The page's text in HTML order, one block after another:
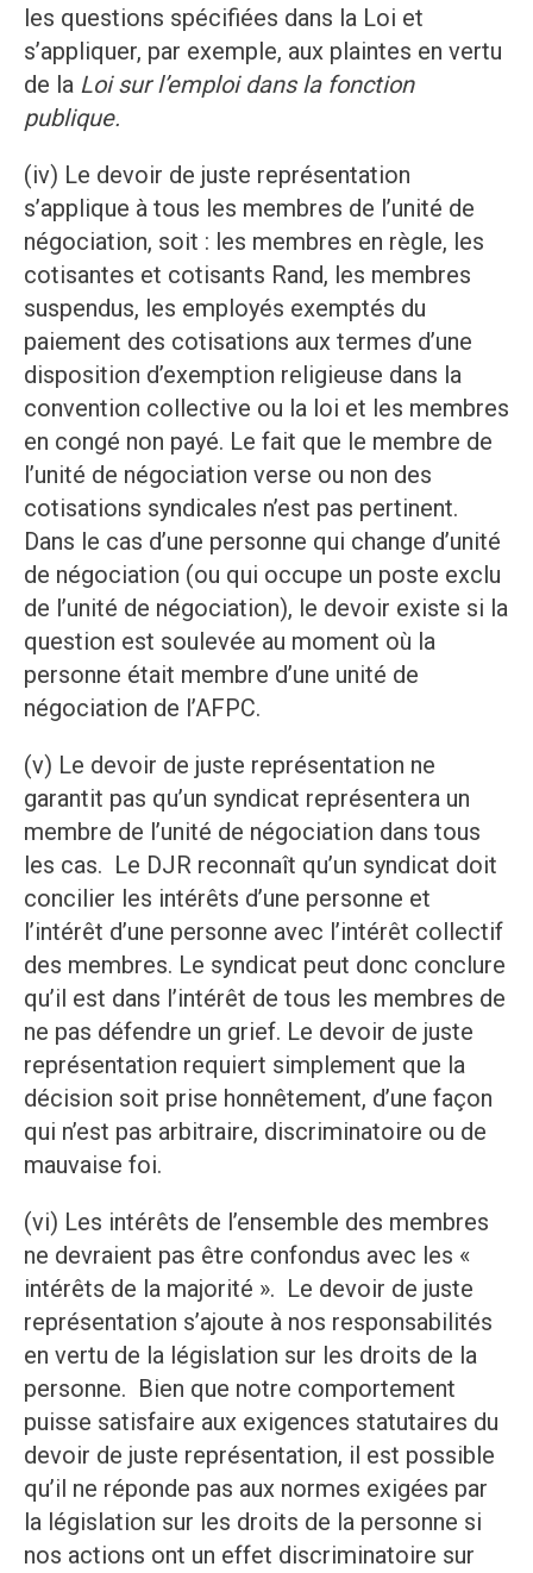
les questions spécifiées dans la Loi et
s’appliquer, par exemple, aux plaintes en vertu
de la Loi sur l’emploi dans la fonction
publique.
(iv) Le devoir de juste représentation
s’applique à tous les membres de l’unité de
négociation, soit : les membres en règle, les
cotisantes et cotisants Rand, les membres
suspendus, les employés exemptés du
paiement des cotisations aux termes d’une
disposition d’exemption religieuse dans la
convention collective ou la loi et les membres
en congé non payé. Le fait que le membre de
l’unité de négociation verse ou non des
cotisations syndicales n’est pas pertinent.
Dans le cas d’une personne qui change d’unité
de négociation (ou qui occupe un poste exclu
de l’unité de négociation), le devoir existe si la
question est soulevée au moment où la
personne était membre d’une unité de
négociation de l’AFPC.
(v) Le devoir de juste représentation ne
garantit pas qu’un syndicat représentera un
membre de l’unité de négociation dans tous
les cas. Le DJR reconnaît qu’un syndicat doit
concilier les intérêts d’une personne et
l’intérêt d’une personne avec l’intérêt collectif
des membres. Le syndicat peut donc conclure
qu’il est dans l’intérêt de tous les membres de
ne pas défendre un grief. Le devoir de juste
représentation requiert simplement que la
décision soit prise honnêtement, d’une façon
qui n’est pas arbitraire, discriminatoire ou de
mauvaise foi.
(vi) Les intérêts de l’ensemble des membres
ne devraient pas être confondus avec les «
intérêts de la majorité ». Le devoir de juste
représentation s’ajoute à nos responsabilités
en vertu de la législation sur les droits de la
personne. Bien que notre comportement
puisse satisfaire aux exigences statutaires du
devoir de juste représentation, il est possible
qu’il ne réponde pas aux normes exigées par
la législation sur les droits de la personne si
nos actions ont un effet discriminatoire sur